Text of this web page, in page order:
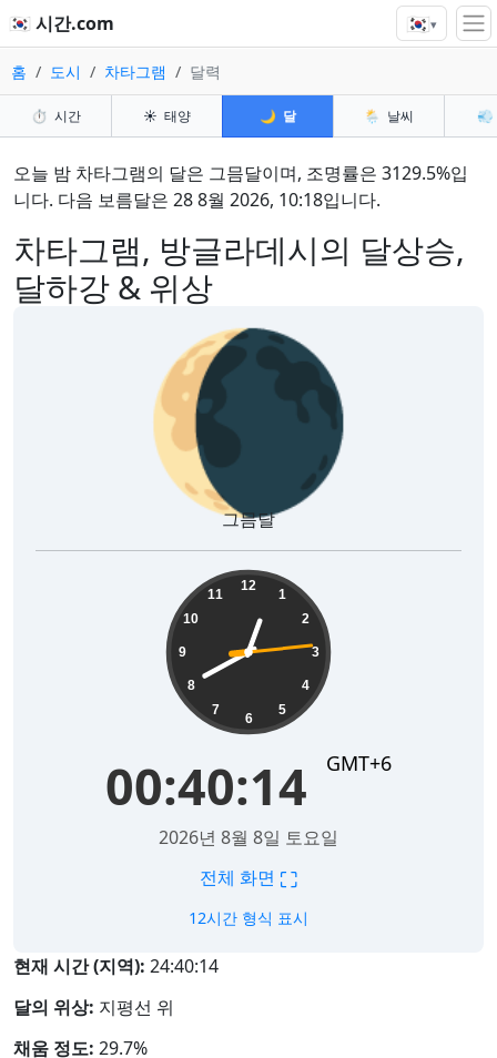
🇰🇷 시간.com 🇰🇷▾
홈 도시 차타그램 달력
⏱️ 시간 ☀️ 태양 🌙 달 🌦️ 날씨 💨
차타그램, 방글라데시의 달상승,
달하강 & 위상
오늘 밤 차타그램의 달은 그믐달이며, 조명률은 3129.5%입
니다. 다음 보름달은 28 8월 2026, 10:18입니다.
🌘
그믐달
12
1
2
3
4
5
6
7
8
9
10
11
00:40:15 GMT+6
2026년 8월 8일 토요일
전체 화면 ⛶
12시간 형식 표시
현재 시간 (지역): 24:40:15
달의 위상: 지평선 위
채움 정도: 29.7%